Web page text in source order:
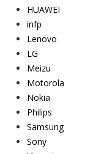
HUAWEI
infp
Lenovo
LG
Meizu
Motorola
Nokia
Philips
Samsung
Sony